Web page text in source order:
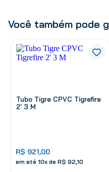
Você também pode
Tubo Tigre CPVC Tigrefire
2' 3 M
R$ 921,00
em até 10x de R$ 92 10